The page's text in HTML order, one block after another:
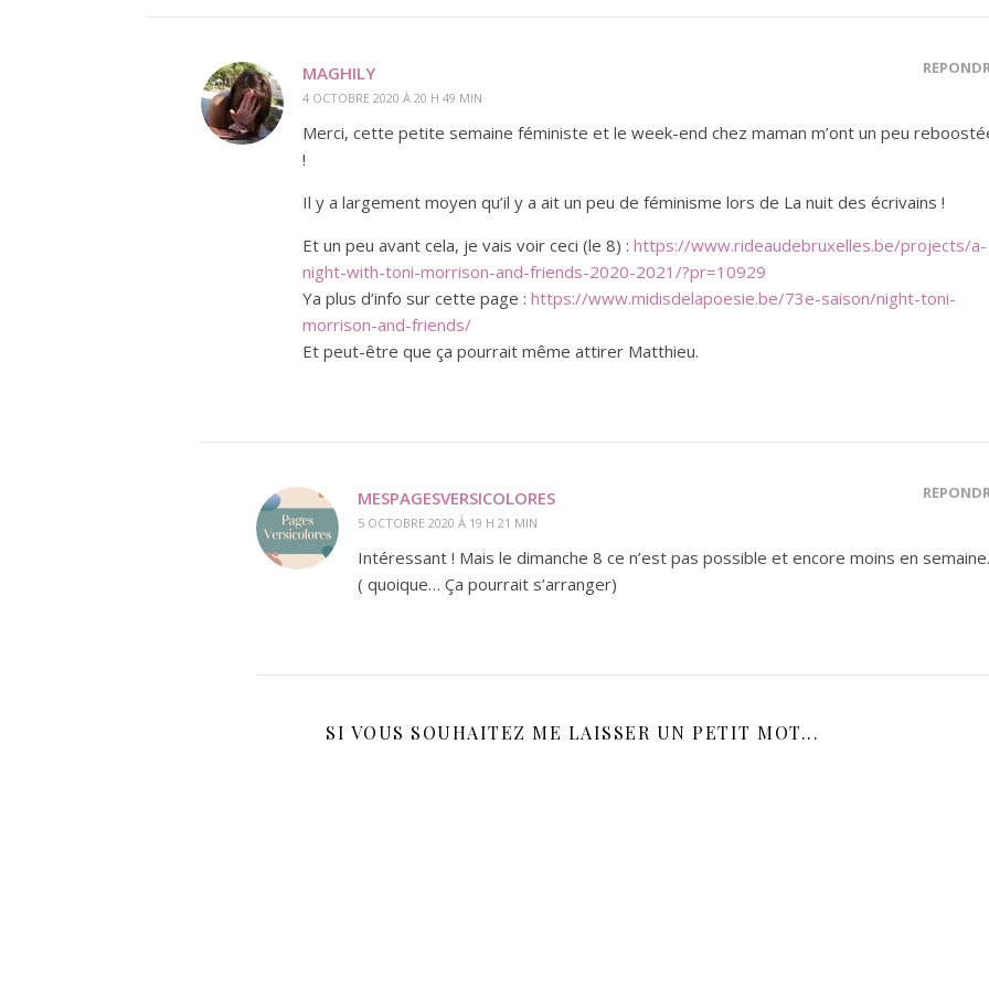
MAGHILY
4 OCTOBRE 2020 À 20 H 49 MIN
Merci, cette petite semaine féministe et le week-end chez maman m’ont un peu
!
Il y a largement moyen qu’il y a ait un peu de féminisme lors de La nuit des écrivains !
Et un peu avant cela, je vais voir ceci (le 8) : https://www.rideaudebruxelles.be/projects/a-
night-with-toni-morrison-and-friends-2020-2021/?pr=10929
Ya plus d’info sur cette page : https://www.midisdelapoesie.be/73e-saison/night-toni-
morrison-and-friends/
Et peut-être que ça pourrait même attirer Matthieu.
MESPAGESVERSICOLORES
5 OCTOBRE 2020 À 19 H 21 MIN
Intéressant ! Mais le dimanche 8 ce n’est pas possible et encore moins en semaine.
( quoique… Ça pourrait s’arranger)
SI VOUS SOUHAITEZ ME LAISSER UN PETIT MOT...